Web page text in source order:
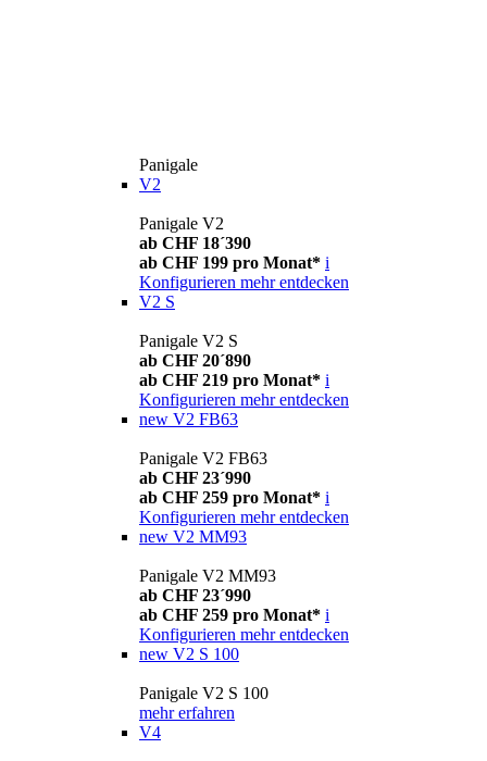
Panigale
V2
Panigale V2
ab CHF 18´390
ab CHF 199 pro Monat* i
Konfigurieren mehr entdecken
V2 S
Panigale V2 S
ab CHF 20´890
ab CHF 219 pro Monat* i
Konfigurieren mehr entdecken
new V2 FB63
Panigale V2 FB63
ab CHF 23´990
ab CHF 259 pro Monat* i
Konfigurieren mehr entdecken
new V2 MM93
Panigale V2 MM93
ab CHF 23´990
ab CHF 259 pro Monat* i
Konfigurieren mehr entdecken
new V2 S 100
Panigale V2 S 100
mehr erfahren
V4